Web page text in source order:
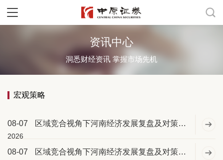
资讯中心
洞悉财经资讯 掌握市场先机
宏观策略
08-07
2026
区域竞合视角下河南经济发展复盘及对策建议（上）—基于“十二五”至“十四五”的省际对比分析
08-07 区域竞合视角下河南经济发展复盘及对策建议（下）——基于“十二五”至“十四五”的省际对比分析